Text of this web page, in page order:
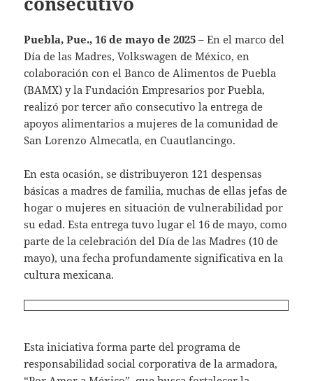
Puebla, Pue., 16 de mayo de 2025 –En el marco del
Día de las Madres, Volkswagen de México, en
colaboración con el Banco de Alimentos de Puebla
(BAMX) y la Fundación Empresarios por Puebla,
realizó por tercer año consecutivo la entrega de
apoyos alimentarios a mujeres de la comunidad de
San Lorenzo Almecatla, en Cuautlancingo.
En esta ocasión, se distribuyeron 121 despensas
básicas a madres de familia, muchas de ellas jefas de
hogar o mujeres en situación de vulnerabilidad por
su edad. Esta entrega tuvo lugar el 16 de mayo, como
parte de la celebración del Día de las Madres (10 de
mayo), una fecha profundamente significativa en la
cultura mexicana.
Esta iniciativa forma parte del programa de
responsabilidad social corporativa de la armadora,